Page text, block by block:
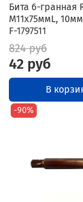
Бита 6-гранная
M11х75ммL,
F-1797511
824 руб
42 руб
В
-90%